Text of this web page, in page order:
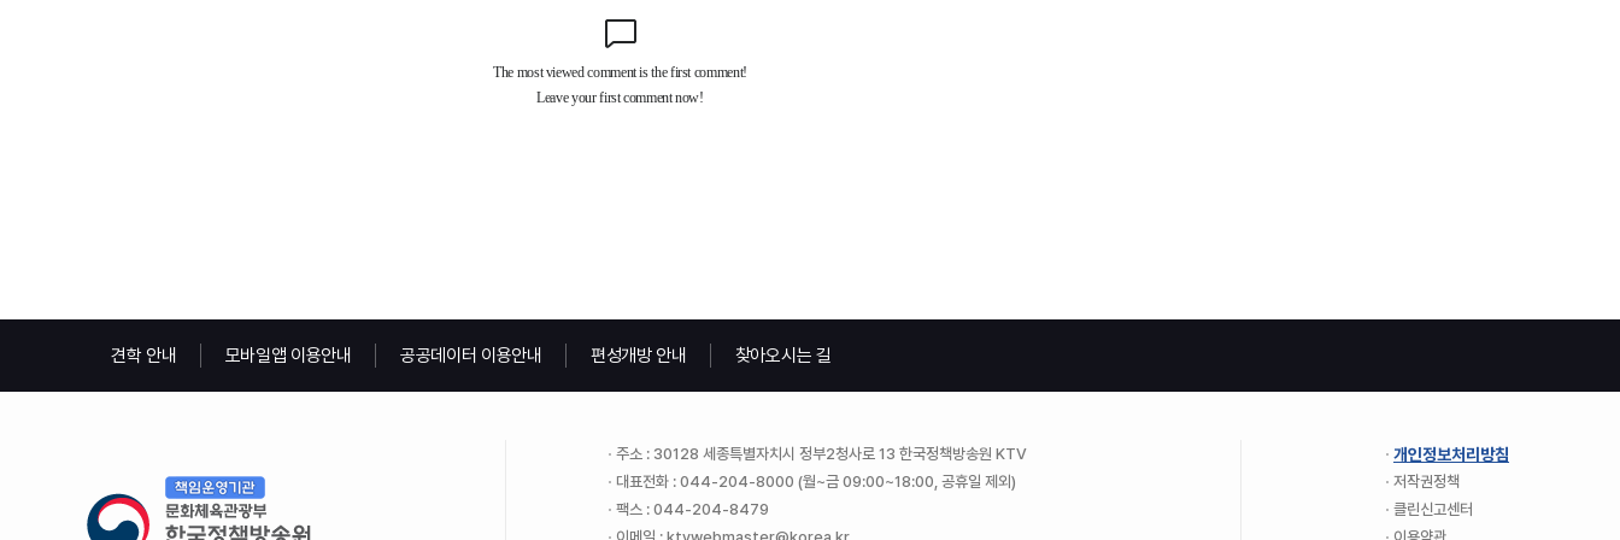
견학 안내 모바일앱 이용안내 공공데이터 이용안내 편성개방 안내 찾아오시는 길
주소 : 30128 세종특별자치시 정부2청사로 13 한국정책방송원 KTV
대표전화 : 044-204-8000 (월~금 09:00~18:00, 공휴일 제외)
팩스 : 044-204-8479
개인정보처리방침
저작권정책
클린신고센터